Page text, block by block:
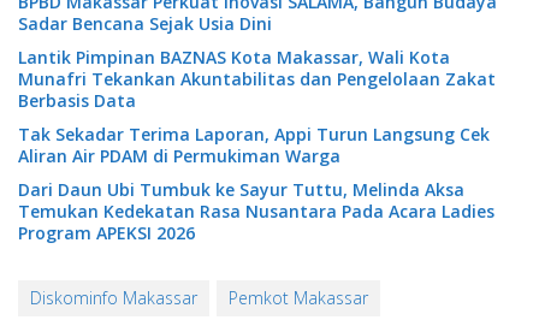
Sadar Bencana Sejak Usia Dini
Lantik Pimpinan BAZNAS Kota Makassar, Wali Kota
Munafri Tekankan Akuntabilitas dan Pengelolaan Zakat
Berbasis Data
Tak Sekadar Terima Laporan, Appi Turun Langsung Cek
Aliran Air PDAM di Permukiman Warga
Dari Daun Ubi Tumbuk ke Sayur Tuttu, Melinda Aksa
Temukan Kedekatan Rasa Nusantara Pada Acara Ladies
Program APEKSI 2026
Diskominfo Makassar Pemkot Makassar